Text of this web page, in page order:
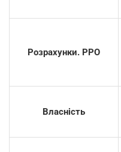
Розрахунки. РРО
Власність